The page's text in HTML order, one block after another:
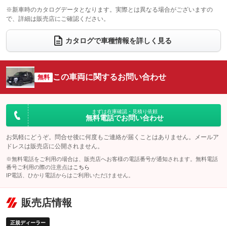
：装備なし ：装備なし
ウォークスルー
：装備なし
電動リアゲート フロントカメラ
：装備なし
：装備なし ：装備なし
サイドカメラ
：装備なし ルーフレール
：装備あり
：装備なし
：装備あり
※新車時のカタログデータとなります。実際とは異なる場合がございますの
で、詳細は販売店にご確認ください。
カタログで車種情報を詳しく見る
無料 この車両に関するお問い合わせ
まずは在庫確認・見積り依頼
無料電話でお問い合わせ
お気軽にどうぞ。問合せ後に何度もご連絡が届くことはありません。メールア
ドレスは販売店に公開されません。
※無料電話をご利用の場合は、販売店へお客様の電話番号が通知されます。無料電話
番号ご利用の際の注意点は こちら
IP電話、ひかり電話からはご利用いただけません。
販売店情報
正規ディーラー